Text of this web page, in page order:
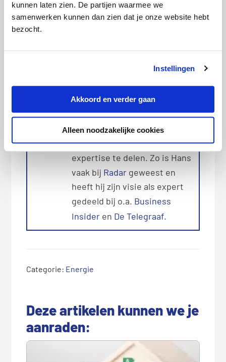
kunnen laten zien. De partijen waarmee we
samenwerken kunnen dan zien dat je onze website hebt
bezocht.
Instellingen
Akkoord en verder gaan
Alleen noodzakelijke cookies
expert Hans de Kok. Hans
heeft 20 jaar ervaring en is dé
abonnementen. Met zijn
consumptief krediet helpt hij
consumenten de beste
keuzes te maken. Hans is
regelmatig te gast bij
verschillende media om zijn
expertise te delen. Zo is Hans
vaak bij Radar geweest en
heeft hij zijn visie als expert
gedeeld bij o.a. Business
Insider en De Telegraaf.
Categorie: Energie
Deze artikelen kunnen we je
aanraden: